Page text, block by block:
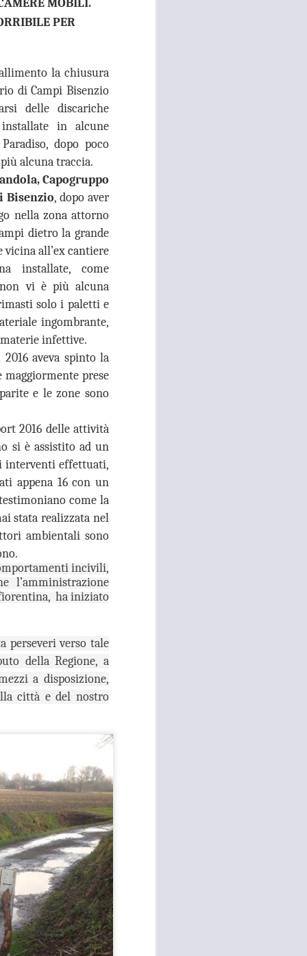
MOBILI.
PER
la chiusura
di Campi Bisenzio
delle discariche
in alcune
dopo poco
alcuna traccia.
Capogruppo
Bisenzio, dopo aver
nella zona attorno
dietro la grande
vicina all’ex cantiere
installate, come
vi è più alcuna
solo i paletti e
ingombrante,
infettive.
aveva spinto la
prese
e le zone sono
2016 delle attività
si è assistito ad un
interventi effettuati,
appena 16 con un
come la
stata realizzata nel
ambientali sono
incivili,
l’amministrazione
ha iniziato
perseveri verso tale
della Regione, a
a disposizione,
città e del nostro
per il 27 agosto prossimo, con
dell’Asl Toscana Centro
i diversi rappresentanti zonali
valere le ragioni dei territori
balbettii, serve una risposta forte
in corso del servizio di continuità
AUG
26
RISSA ED
ACCOLTELLAMENTO
A CAMPI BISENZIO IN
VIA CHIELLA E FURTI
DAI LOCALI DEL
CENTRO, GANDOLA
E QUERCIOLI: E’
INVERTIRE LA
ROTTA
RISSA ED ACCOLTELLAMENTO
A CAMPI BISENZIO IN VIA
CHIELLA E FURTI DAI LOCALI
DEL CENTRO, GANDOLA E
QUERCIOLI: E’ TEMPO DI
INVERTIRE LA ROTTA, A CAMPI
BISENZIO L'INSICUREZZA
DILAGA
“Durante questi mesi estivi sta
continuando, imperturbato, il
quiete pubblica in più̀ zone di
Campi Bisenzio tra il capoluogo,
San Martino, San Lorenzo e San
Donnino”.